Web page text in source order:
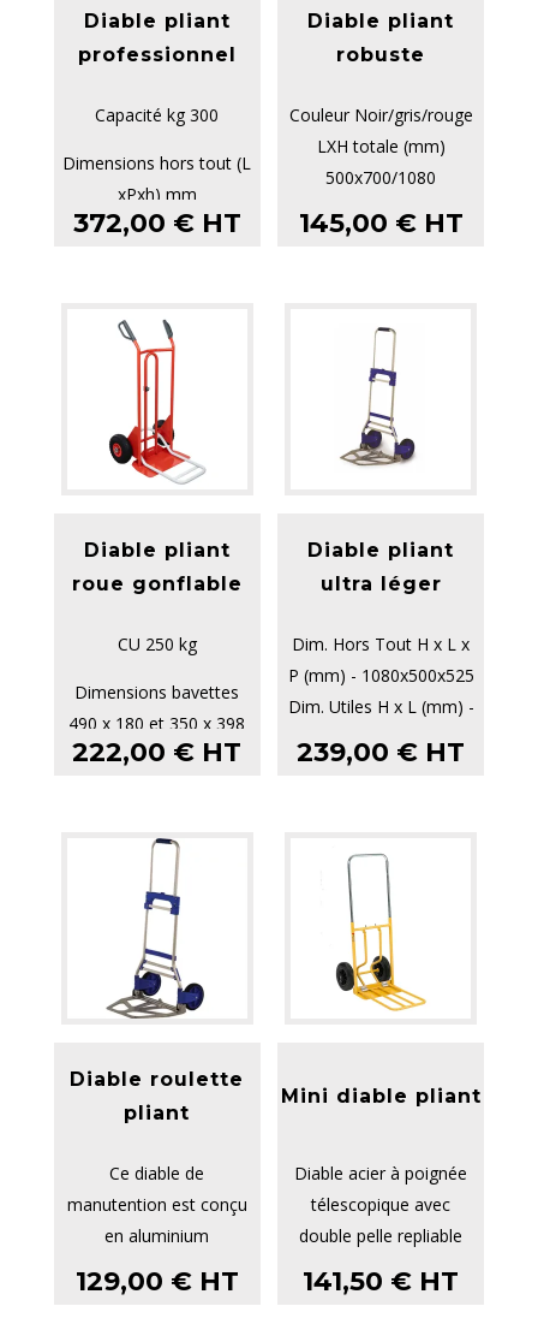
Diable pliant
professionnel
Capacité kg 300
Dimensions hors tout (L
xPxh) mm
600x670x1310
372,00 € HT
Diable pliant
robuste
Couleur Noir/gris/rouge
LXH totale (mm)
500x700/1080
support/cadr...
145,00 € HT
Diable pliant
roue gonflable
CU 250 kg
Dimensions bavettes
490 x 180 et 350 x 398
mm
mm
...
222,00 € HT
Diable pliant
ultra léger
Dim. Hors Tout H x L x
P (mm) - 1080x500x525
Dim. Utiles H x L (mm) -
Poids (kg) ...
239,00 € HT
Diable roulette
pliant
Ce diable de
manutention est conçu
en aluminium
Avec une capacité de
charge de 120 kg, il est
129,00 € HT
Mini diable pliant
Diable acier à poignée
télescopique avec
double pelle repliable
pour un gain de place
lors du ...
141,50 € HT